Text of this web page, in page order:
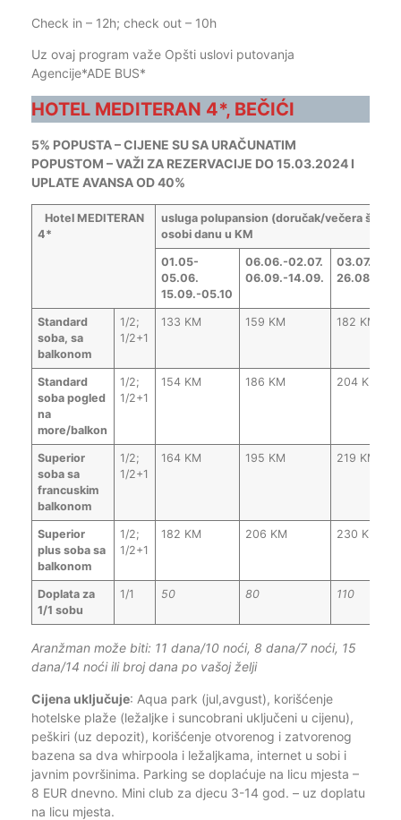
Check in – 12h; check out – 10h
Uz ovaj program važe Opšti uslovi putovanja
Agencije*ADE BUS*
HOTEL MEDITERAN 4*, BEČIĆI
5% POPUSTA – CIJENE SU SA URAČUNATIM
POPUSTOM – VAŽI ZA REZERVACIJE DO 15.03.2024 I
UPLATE AVANSA OD 40%
Hotel MEDITERAN
4*
usluga polupansion (doručak/večera
osobi danu u KM
01.05-
05.06.
15.09.-05.10
06.06.-02.07.
06.09.-14.09.
03.07.-
26.08.-
Standard
soba, sa
balkonom
1/2;
1/2+1
133 KM 159 KM 182 KM
Standard
soba pogled
na
more/balkon
1/2;
1/2+1
154 KM 186 KM 204 KM
Superior
soba sa
francuskim
balkonom
1/2;
1/2+1
164 KM 195 KM 219 KM
Superior
plus soba sa
balkonom
1/2;
1/2+1
182 KM 206 KM 230 KM
Doplata za
1/1 sobu
1/1 50 80 110
Aranžman može biti: 11 dana/10 noći, 8 dana/7 noći, 15
dana/14 noći ili broj dana po vašoj želji
Cijena uključuje: Aqua park (jul,avgust), korišćenje
hotelske plaže (ležaljke i suncobrani uključeni u cijenu),
peškiri (uz depozit), korišćenje otvorenog i zatvorenog
bazena sa dva whirpoola i ležaljkama, internet u sobi i
javnim površinima. Parking se doplaćuje na licu mjesta –
8 EUR dnevno. Mini club za djecu 3-14 god. – uz doplatu
na licu mjesta.